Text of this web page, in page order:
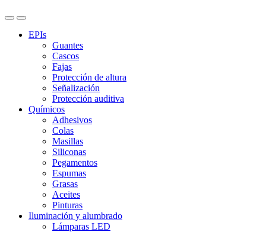
EPIs
Guantes
Cascos
Fajas
Protección de altura
Señalización
Protección auditiva
Químicos
Adhesivos
Colas
Masillas
Siliconas
Pegamentos
Espumas
Grasas
Aceites
Pinturas
Iluminación y alumbrado
Lámparas LED